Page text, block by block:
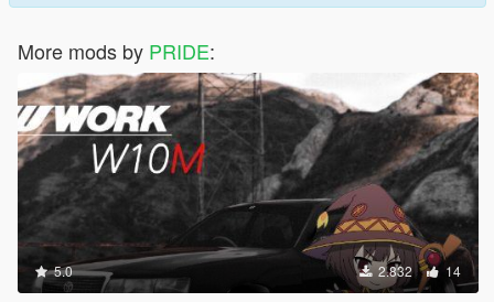
More mods by PRIDE:
5.0 2.832 14